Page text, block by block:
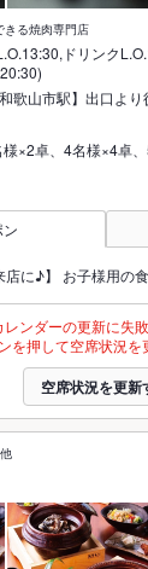
きる焼肉専門店
ドリンク
歌山市駅】出口より
×2卓、4名様×4卓
店に♪】 お子様用の
レンダーの更新に失敗
を押して空席状況を
空席状況を更新